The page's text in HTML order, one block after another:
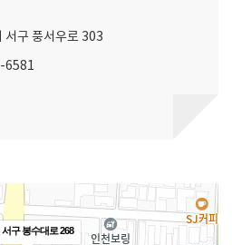
서구 풍서우로 303
6581
서구 봉수대로 268